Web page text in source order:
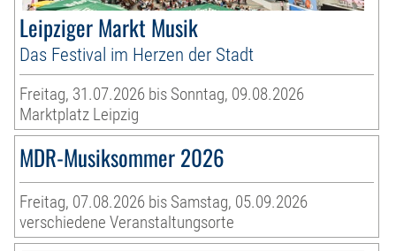
Leipziger Markt Musik
Das Festival im Herzen der Stadt
Freitag, 31.07.2026 bis Sonntag, 09.08.2026
Marktplatz Leipzig
MDR-Musiksommer 2026
Freitag, 07.08.2026 bis Samstag, 05.09.2026
verschiedene Veranstaltungsorte